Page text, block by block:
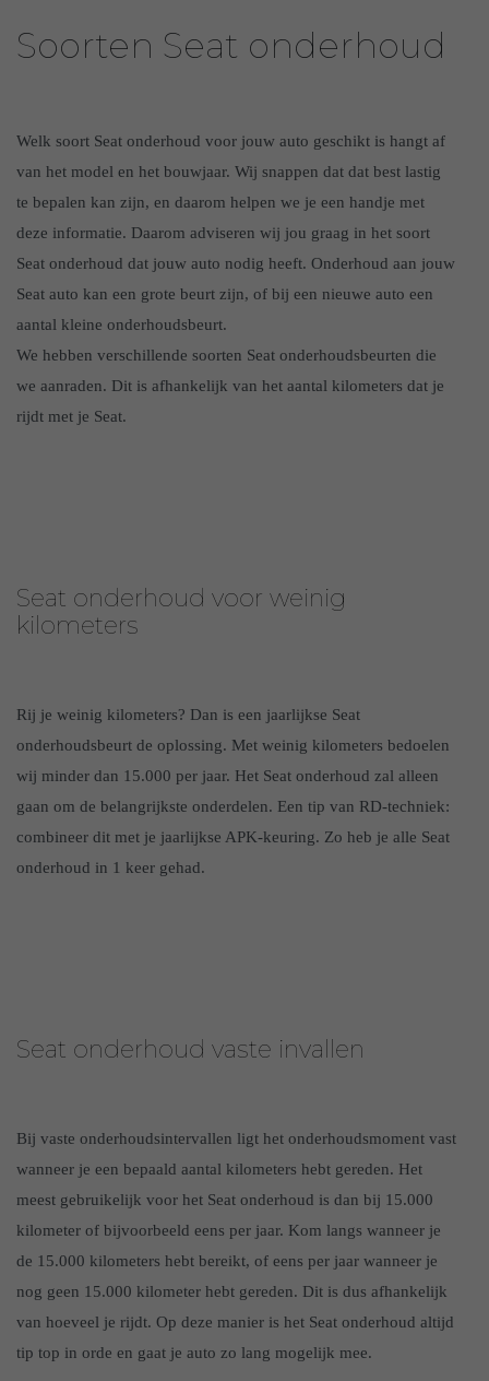
Soorten Seat onderhoud
Welk soort Seat onderhoud voor jouw auto geschikt is hangt af
van het model en het bouwjaar. Wij snappen dat dat best lastig
te bepalen kan zijn, en daarom helpen we je een handje met
deze informatie. Daarom adviseren wij jou graag in het soort
Seat onderhoud dat jouw auto nodig heeft. Onderhoud aan jouw
Seat auto kan een grote beurt zijn, of bij een nieuwe auto een
aantal kleine onderhoudsbeurt.
We hebben verschillende soorten Seat onderhoudsbeurten die
we aanraden. Dit is afhankelijk van het aantal kilometers dat je
rijdt met je Seat.
Seat onderhoud voor weinig
kilometers
Rij je weinig kilometers? Dan is een jaarlijkse Seat
onderhoudsbeurt de oplossing. Met weinig kilometers bedoelen
wij minder dan 15.000 per jaar. Het Seat onderhoud zal alleen
gaan om de belangrijkste onderdelen. Een tip van RD-techniek:
combineer dit met je jaarlijkse APK-keuring. Zo heb je alle Seat
onderhoud in 1 keer gehad.
Seat onderhoud vaste invallen
Bij vaste onderhoudsintervallen ligt het onderhoudsmoment vast
wanneer je een bepaald aantal kilometers hebt gereden. Het
meest gebruikelijk voor het Seat onderhoud is dan bij 15.000
kilometer of bijvoorbeeld eens per jaar. Kom langs wanneer je
de 15.000 kilometers hebt bereikt, of eens per jaar wanneer je
nog geen 15.000 kilometer hebt gereden. Dit is dus afhankelijk
van hoeveel je rijdt. Op deze manier is het Seat onderhoud altijd
tip top in orde en gaat je auto zo lang mogelijk mee.